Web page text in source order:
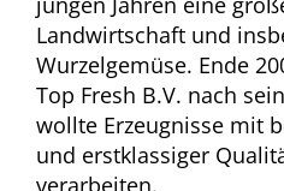
Landwirtschaft und
Wurzelgemüse. Ende
Top Fresh B.V. nach
wollte Erzeugnisse mit
und erstklassiger